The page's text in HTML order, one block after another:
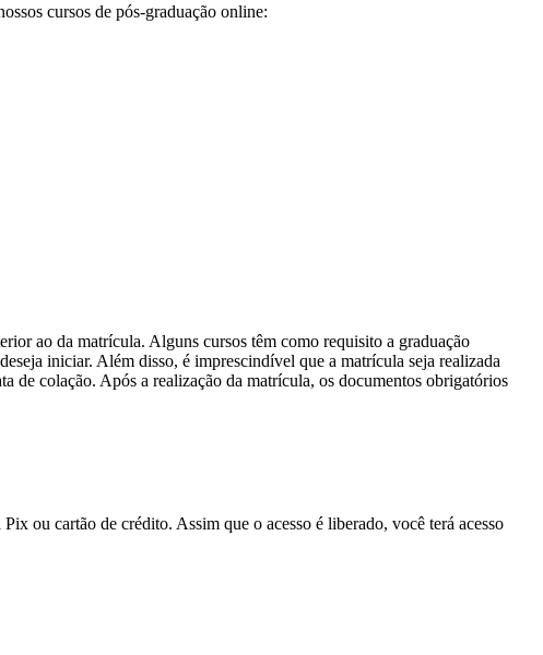
cursos de pós-graduação online:
ao da matrícula. Alguns cursos têm como requisito a graduação
iniciar. Além disso, é imprescindível que a matrícula seja realizada
de colação. Após a realização da matrícula, os documentos obrigatórios
ou cartão de crédito. Assim que o acesso é liberado, você terá acesso